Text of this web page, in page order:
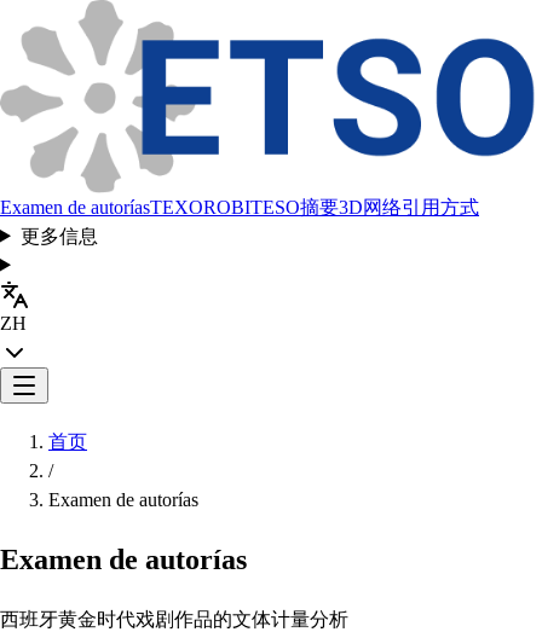
Examen de autoríasTEXOROBITESO摘要3D网络引用方式
更多信息
ZH
首页
/
Examen de autorías
Examen de autorías
西班牙黄金时代戏剧作品的文体计量分析